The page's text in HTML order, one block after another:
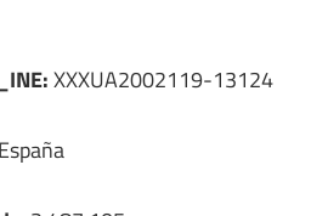
XXXUA2002119-13124
España